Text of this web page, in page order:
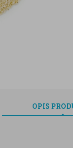
OPIS